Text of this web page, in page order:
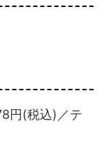
円(税込)／テ